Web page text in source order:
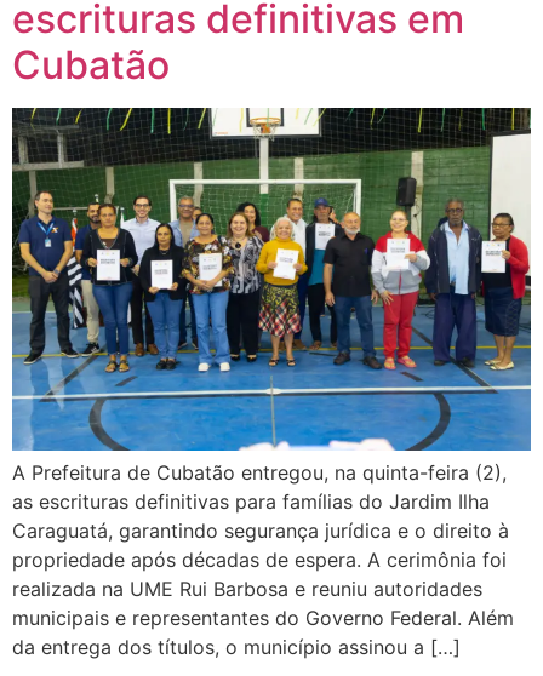
escrituras definitivas em
Cubatão
A Prefeitura de Cubatão entregou, na quinta-feira (2),
as escrituras definitivas para famílias do Jardim Ilha
Caraguatá, garantindo segurança jurídica e o direito à
propriedade após décadas de espera. A cerimônia foi
realizada na UME Rui Barbosa e reuniu autoridades
municipais e representantes do Governo Federal. Além
da entrega dos títulos, o município assinou a […]